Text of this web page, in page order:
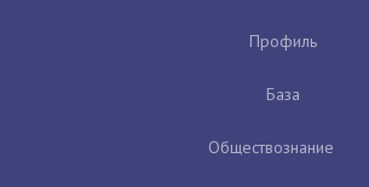
Профиль
База
Обществознание